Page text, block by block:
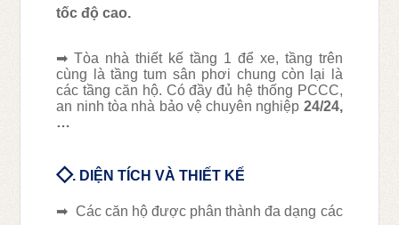
tốc độ cao.
➡Tòa nhà thiết kế tầng 1 để xe, tầng trên
cùng là tầng tum sân phơi chung còn lại là
các tầng căn hộ. Có đầy đủ hệ thống PCCC,
an ninh tòa nhà bảo vệ chuyên nghiệp 24/24,
…
◇. DIỆN TÍCH VÀ THIẾT KẾ
➡ Các căn hộ được phân thành đa dạng các